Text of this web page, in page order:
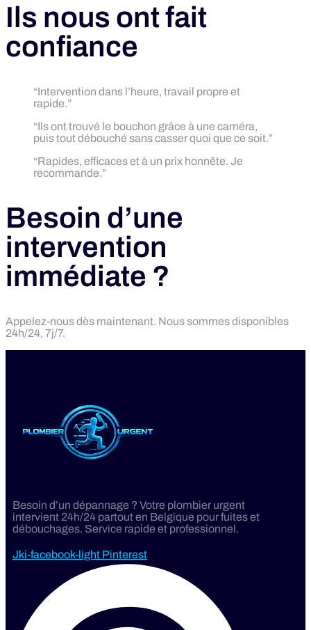
Ils nous ont fait
confiance
“Intervention dans l’heure, travail propre et
rapide.”
“Ils ont trouvé le bouchon grâce à une caméra,
puis tout débouché sans casser quoi que ce soit.”
“Rapides, efficaces et à un prix honnête. Je
recommande.”
Besoin d’une
intervention
immédiate ?
Appelez-nous dès maintenant. Nous sommes disponibles
24h/24, 7j/7.
Besoin d’un dépannage ? Votre plombier urgent
intervient 24h/24 partout en Belgique pour fuites et
débouchages. Service rapide et professionnel.
Jki-facebook-light Pinterest